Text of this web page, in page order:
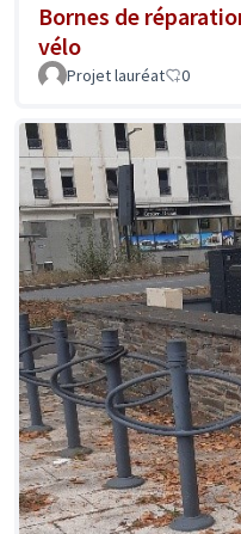
Bornes de
vélo
Projet lauréat 0